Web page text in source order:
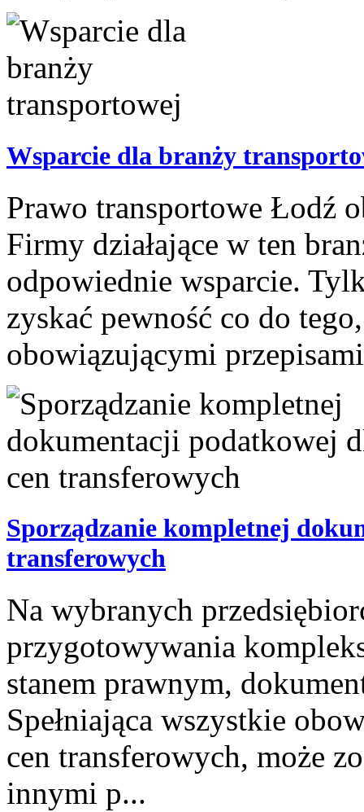
Wsparcie dla branży
Prawo transportowe Łodź
Firmy działające w ten
odpowiednie wsparcie.
zyskać pewność co do
obowiązującymi
Sporządzanie kompletnej
transferowych
Na wybranych
przygotowywania
stanem prawnym,
Spełniająca wszystkie
cen transferowych, może
innymi p...